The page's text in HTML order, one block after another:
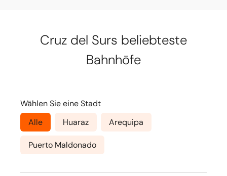
Cruz del Surs beliebteste
Bahnhöfe
Wählen Sie eine Stadt
Alle
Huaraz Arequipa
Puerto Maldonado